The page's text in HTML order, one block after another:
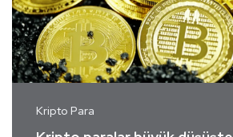
Kripto Para